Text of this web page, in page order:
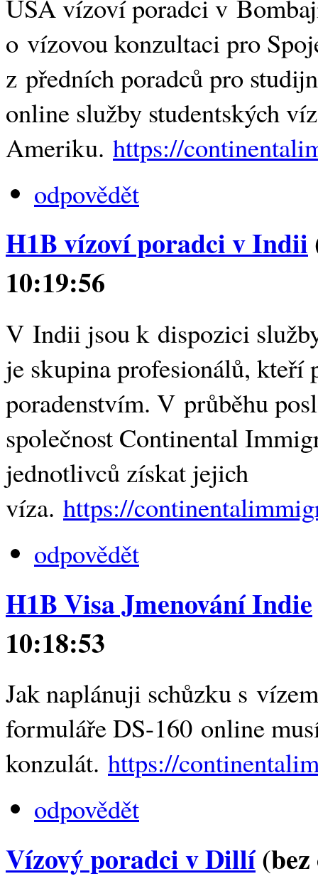
USA vízoví poradci v
o vízovou konzultaci pro
z předních poradců pro
online služby studentských
Ameriku. https://
odpovědět
H1B vízoví poradci v Indii
10:19:56
V Indii jsou k dispozici
je skupina profesionálů,
poradenstvím. V průběhu
společnost Continental
jednotlivců získat jejich
víza. https://
odpovědět
H1B Visa Jmenování Indie
10:18:53
Jak naplánuji schůzku s
formuláře DS-160 online
konzulát. https://
odpovědět
Vízový poradci v Dillí(bez